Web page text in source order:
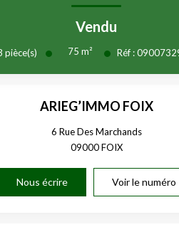
Vendu
pièce(s) 75m² Réf :
ARIEG’IMMO FOIX
6 Rue Des Marchands
09000FOIX
Nous écrire Voir le numéro